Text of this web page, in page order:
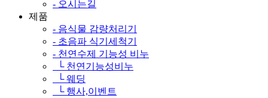
- 오시는길
제품
- 음식물 감량처리기
- 초음파 식기세척기
- 천연수제 기능성 비누
└ 천연기능성비누
└ 웨딩
└ 행사,이벤트